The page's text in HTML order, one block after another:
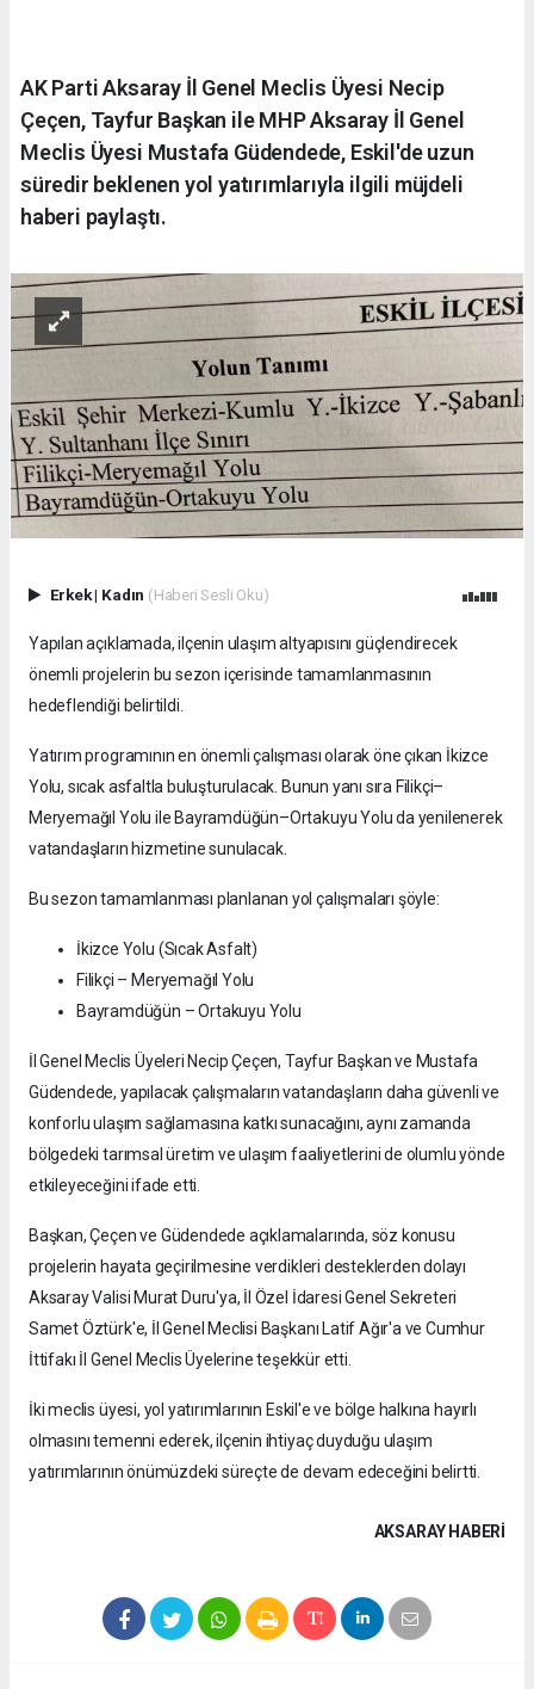
AK Parti Aksaray İl Genel Meclis Üyesi Necip
Çeçen, Tayfur Başkan ile MHP Aksaray İl Genel
Meclis Üyesi Mustafa Güdendede, Eskil'de uzun
süredir beklenen yol yatırımlarıyla ilgili müjdeli
haberi paylaştı.
Erkek| Kadın (Haberi Sesli Oku)
Yapılan açıklamada, ilçenin ulaşım altyapısını güçlendirecek
önemli projelerin bu sezon içerisinde tamamlanmasının
hedeflendiği belirtildi.
Yatırım programının en önemli çalışması olarak öne çıkan İkizce
Yolu, sıcak asfaltla buluşturulacak. Bunun yanı sıra Filikçi–
Meryemağıl Yolu ile Bayramdüğün–Ortakuyu Yolu da yenilenerek
vatandaşların hizmetine sunulacak.
Bu sezon tamamlanması planlanan yol çalışmaları şöyle:
İkizce Yolu (Sıcak Asfalt)
Filikçi – Meryemağıl Yolu
Bayramdüğün – Ortakuyu Yolu
İl Genel Meclis Üyeleri Necip Çeçen, Tayfur Başkan ve Mustafa
Güdendede, yapılacak çalışmaların vatandaşların daha güvenli ve
konforlu ulaşım sağlamasına katkı sunacağını, aynı zamanda
bölgedeki tarımsal üretim ve ulaşım faaliyetlerini de olumlu yönde
etkileyeceğini ifade etti.
Başkan, Çeçen ve Güdendede açıklamalarında, söz konusu
projelerin hayata geçirilmesine verdikleri desteklerden dolayı
Aksaray Valisi Murat Duru'ya, İl Özel İdaresi Genel Sekreteri
Samet Öztürk'e, İl Genel Meclisi Başkanı Latif Ağır'a ve Cumhur
İttifakı İl Genel Meclis Üyelerine teşekkür etti.
İki meclis üyesi, yol yatırımlarının Eskil'e ve bölge halkına hayırlı
olmasını temenni ederek, ilçenin ihtiyaç duyduğu ulaşım
yatırımlarının önümüzdeki süreçte de devam edeceğini belirtti.
AKSARAY HABERİ